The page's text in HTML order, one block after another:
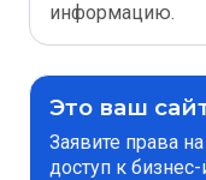
информацию.
Это ваш
Заявите права
доступ к